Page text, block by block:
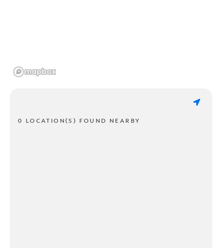
0 LOCATION(S) FOUND NEARBY